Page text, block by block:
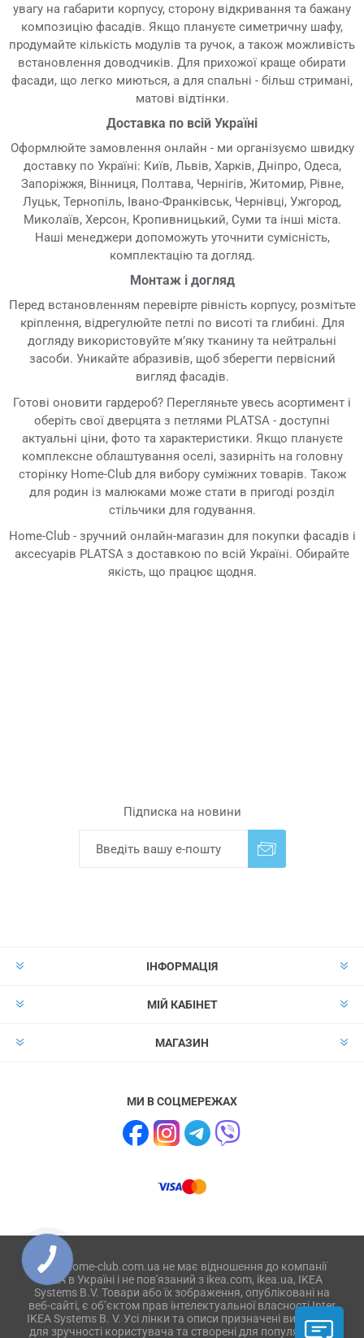
увагу на габарити корпусу, сторону відкривання та бажану
композицію фасадів. Якщо плануєте симетричну шафу,
продумайте кількість модулів та ручок, а також можливість
встановлення доводчиків. Для прихожої краще обирати
фасади, що легко миються, а для спальні - більш стримані,
матові відтінки.
Доставка по всій Україні
Оформлюйте замовлення онлайн - ми організуємо швидку
доставку по Україні: Київ, Львів, Харків, Дніпро, Одеса,
Запоріжжя, Вінниця, Полтава, Чернігів, Житомир, Рівне,
Луцьк, Тернопіль, Івано-Франківськ, Чернівці, Ужгород,
Миколаїв, Херсон, Кропивницький, Суми та інші міста.
Наші менеджери допоможуть уточнити сумісність,
комплектацію та догляд.
Монтаж і догляд
Перед встановленням перевірте рівність корпусу, розмітьте
кріплення, відрегулюйте петлі по висоті та глибині. Для
догляду використовуйте м’яку тканину та нейтральні
засоби. Уникайте абразивів, щоб зберегти первісний
вигляд фасадів.
Готові оновити гардероб? Перегляньте увесь асортимент і
оберіть свої дверцята з петлями PLATSA - доступні
актуальні ціни, фото та характеристики. Якщо плануєте
комплексне облаштування оселі, зазирніть на головну
сторінку Home-Club для вибору суміжних товарів. Також
для родин із малюками може стати в пригоді розділ
стільчики для годування.
Home-Club - зручний онлайн-магазин для покупки фасадів і
аксесуарів PLATSA з доставкою по всій Україні. Обирайте
якість, що працює щодня.
Підписка на новини
ІНФОРМАЦІЯ
МІЙ КАБІНЕТ
МАГАЗИН
МИ В СОЦМЕРЕЖАХ
Сайт home-club.com.ua не має відношення до компанії
IKEA в Україні і не пов'язаний з ikea.com, ikea.ua, IKEA
Systems B.V. Товари або їх зображення, опубліковані на
веб-сайті, є об’єктом прав інтелектуальної власності Inter
IKEA Systems B. V. Усі лінки та описи призначені виключно
для зручності користувача та створені для популяризації